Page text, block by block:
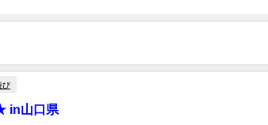
び
in山口県